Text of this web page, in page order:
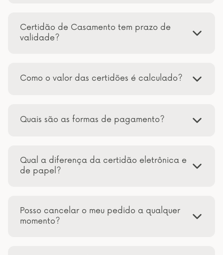
Certidão de Casamento tem prazo de
validade?
Como o valor das certidões é calculado?
Quais são as formas de pagamento?
Qual a diferença da certidão eletrônica e
de papel?
Posso cancelar o meu pedido a qualquer
momento?